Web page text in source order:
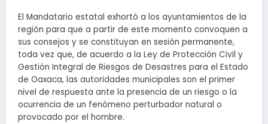
El Mandatario estatal exhortó a los ayuntamientos de la
región para que a partir de este momento convoquen a
sus consejos y se constituyan en sesión permanente,
toda vez que, de acuerdo a la Ley de Protección Civil y
Gestión Integral de Riesgos de Desastres para el Estado
de Oaxaca, las autoridades municipales son el primer
nivel de respuesta ante la presencia de un riesgo o la
ocurrencia de un fenómeno perturbador natural o
provocado por el hombre.